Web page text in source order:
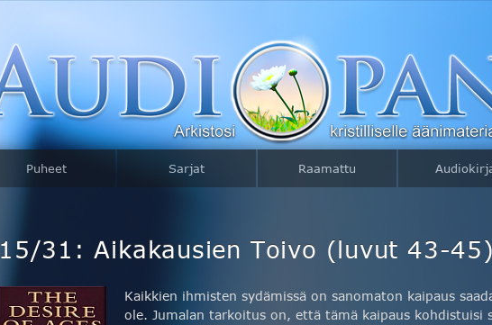
Puheet Sarjat Raamattu
15/31: Aikakausien Toivo (luvut 43-45)
Kaikkien ihmisten sydämissä on sanomaton kaipaus
ole. Jumalan tarkoitus on, että tämä kaipaus kohdistuisi